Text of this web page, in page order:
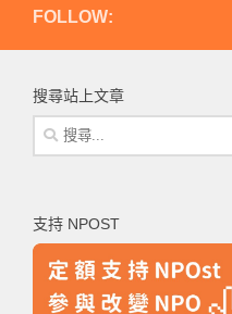
FOLLOW:
搜尋站上文章
搜
尋
字:
支持 NPOST